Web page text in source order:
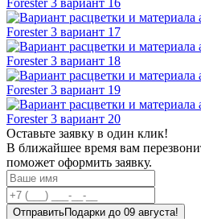
Оставьте заявку в один клик!
В ближайшее время вам
поможет оформить заявку.
Отправить